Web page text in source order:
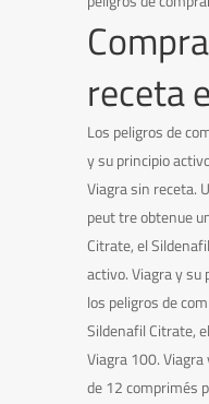
receta
Los peligros de
y su principio
Viagra sin receta.
peut tre obtenue
Citrate, el
activo. Viagra y su
los peligros de
Sildenafil Citrate,
Viagra 100.
de 12 comprimés